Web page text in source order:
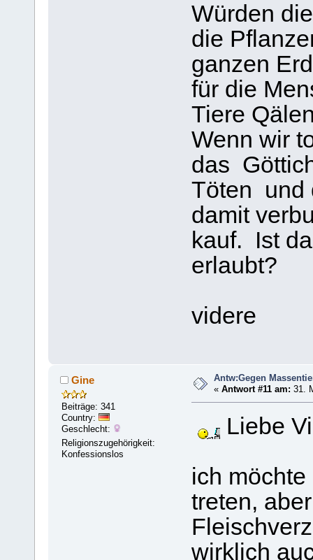
Würden
die
ganzen
für die
Tiere
Wenn wir
das
Töten und
damit
kauf. Ist
erlaubt?
videre
Gine
Beiträge: 341
Country:
Geschlecht:
Religionszugehörigkeit:
Konfessionslos
Antw:Gegen
«Antwort #11 am: 31.
Liebe
ich
treten,
wirklich